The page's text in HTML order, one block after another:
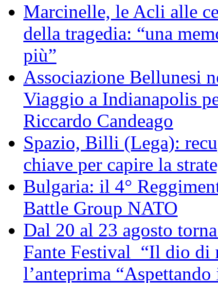
Marcinelle, le Acli alle
della tragedia: “una
più”
Associazione Bellunesi
Viaggio a Indianapolis
Riccardo Candeago
Spazio, Billi (Lega):
chiave per capire la
Bulgaria: il 4°
Battle Group NATO
Dal 20 al 23 agosto
Fante Festival “Il dio di
l’anteprima